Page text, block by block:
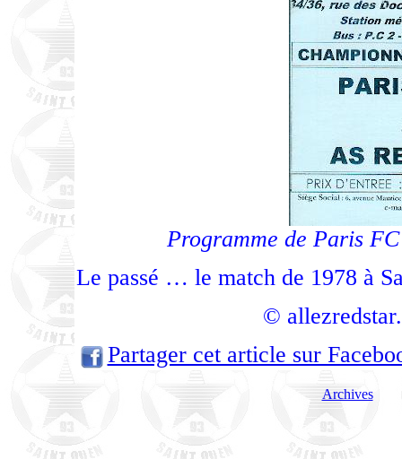
Programme de Paris
Le passé … le match de 1978 à
©
Partager cet article sur
Archives